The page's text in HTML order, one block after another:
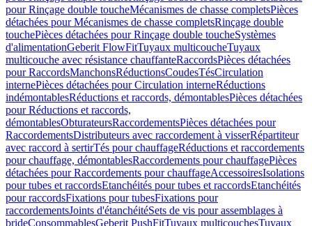
pour Rinçage double toucheMécanismes de chasse completsPièces
détachées pour Mécanismes de chasse completsRinçage double
touchePièces détachées pour Rinçage double toucheSystèmes
d'alimentationGeberit FlowFitTuyaux multicoucheTuyaux
multicouche avec résistance chauffanteRaccordsPièces détachées
pour RaccordsManchonsRéductionsCoudesTésCirculation
internePièces détachées pour Circulation interneRéductions
indémontablesRéductions et raccords, démontablesPièces détachées
pour Réductions et raccords,
démontablesObturateursRaccordementsPièces détachées pour
RaccordementsDistributeurs avec raccordement à visserRépartiteur
avec raccord à sertirTés pour chauffageRéductions et raccordements
pour chauffage, démontablesRaccordements pour chauffagePièces
détachées pour Raccordements pour chauffageAccessoiresIsolations
pour tubes et raccordsEtanchéités pour tubes et raccordsEtanchéités
pour raccordsFixations pour tubesFixations pour
raccordementsJoints d'étanchéitéSets de vis pour assemblages à
brideConsommablesGeberit PushFitTuyaux multicouchesTuyaux